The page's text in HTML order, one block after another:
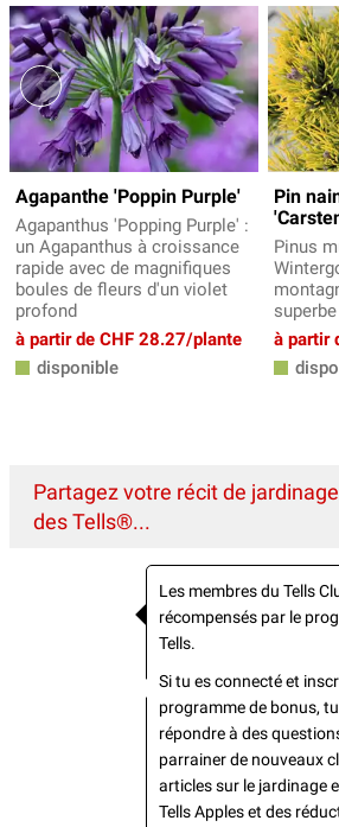
Agapanthe 'Poppin Purple'
Agapanthus 'Popping Purple' :
un Agapanthus à croissance
rapide avec de magnifiques
boules de fleurs d'un violet
profond
à partir de CHF 28.27/plante
disponible
Pin
Pinus
à partir
Partagez votre récit de
des Tells®...
Les membres du Tells
récompensés par le
Tells.
Si tu es connecté et
programme de bonus,
répondre à des
parrainer de nouveaux
articles sur le jardinage
Tells Apples et des